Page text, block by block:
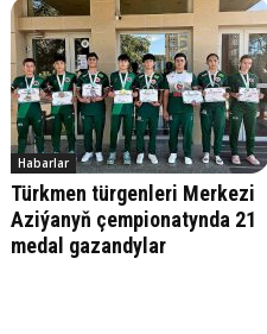
Habarlar
Türkmen türgenleri Merkezi
Aziýanyň çempionatynda 21
medal gazandylar